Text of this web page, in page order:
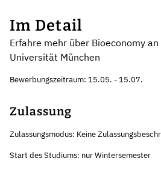
Im Detail
Erfahre mehr über Bioeconomy
Universität München
Bewerbungszeitraum: 15.05. - 15.07.
Zulassung
Zulassungsmodus: Keine
Start des Studiums: nur Wintersemester